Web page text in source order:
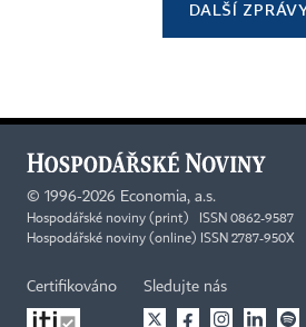
DALŠÍ
© 1996-2026 Economia, a.s.
Hospodářské noviny (print) ISSN 0862-9587
Hospodářské noviny (online) ISSN 2787-950X
Certifikováno Sledujte nás